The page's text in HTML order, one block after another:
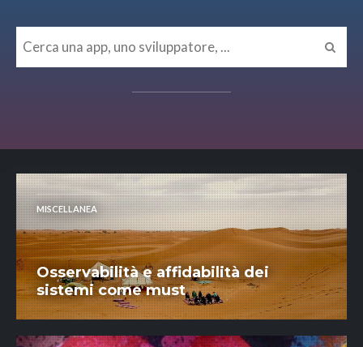
MISCELLANEA
Osservabilità e affidabilità dei
sistemi come must